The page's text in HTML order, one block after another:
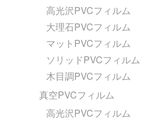
高光沢PVCフィルム
大理石PVCフィルム
マットPVCフィルム
ソリッドPVCフィルム
木目調PVCフィルム
真空PVCフィルム
高光沢PVCフィルム